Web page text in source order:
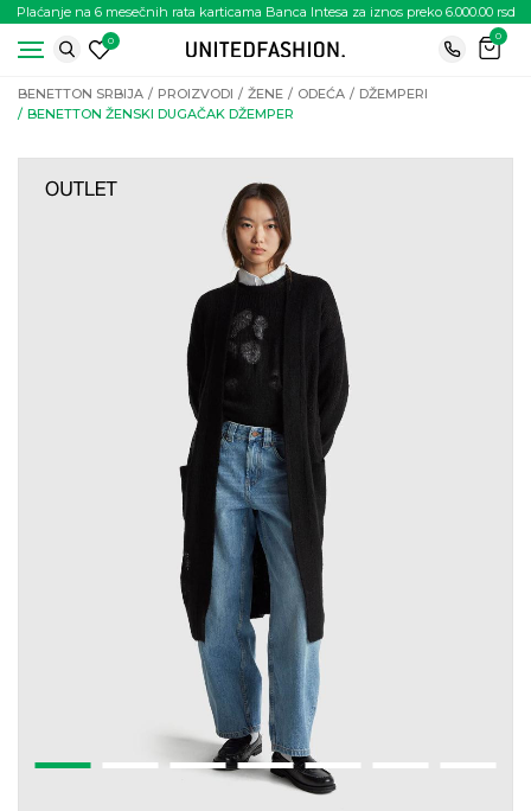
Plaćanje na 6 mesečnih rata karticama Banca Intesa za iznos preko 6.000.00 rsd
0
0
BENETTON SRBIJA PROIZVODI ŽENE ODEĆA
DŽEMPERI
BENETTON ŽENSKI DUGAČAK DŽEMPER